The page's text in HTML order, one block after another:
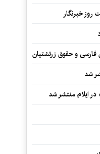
خبرنگار
فارسی و حقوق زرتشتیان
شد
ایلام منتشر شد